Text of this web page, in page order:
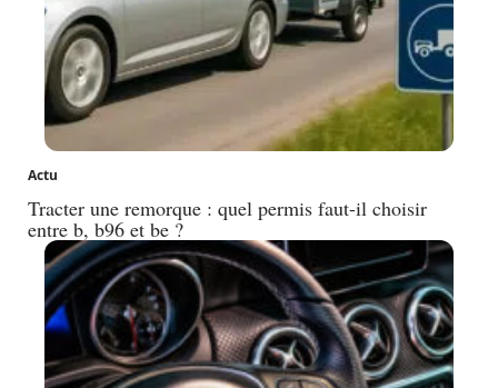
Actu
Tracter une remorque : quel permis faut-il choisir
entre b, b96 et be ?